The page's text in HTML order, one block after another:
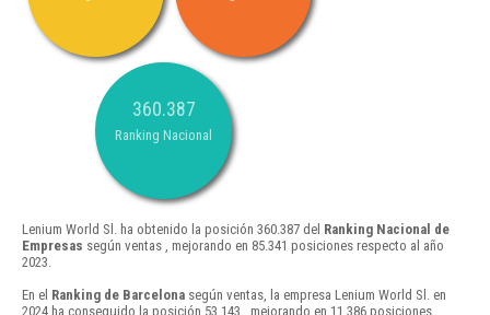
360.387
Ranking Nacional
Lenium World Sl. ha obtenido la posición 360.387 del Ranking Nacional de
Empresas según ventas , mejorando en 85.341 posiciones respecto al año
2023.
En el Ranking de Barcelona según ventas, la empresa Lenium World Sl. en
2024 ha conseguido la posición 53.143 , mejorando en 11.386 posiciones